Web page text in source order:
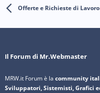
Offerte e Richieste di
Il Forum di Mr.Webmaster
MRW.it Forum è la community
Sviluppatori, Sistemisti, Grafici